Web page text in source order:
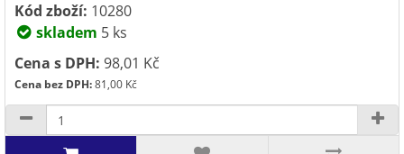
Kód zboží: 10280
skladem 5 ks
Cena s DPH: 98,01 Kč
Cena bez DPH:81,00 Kč